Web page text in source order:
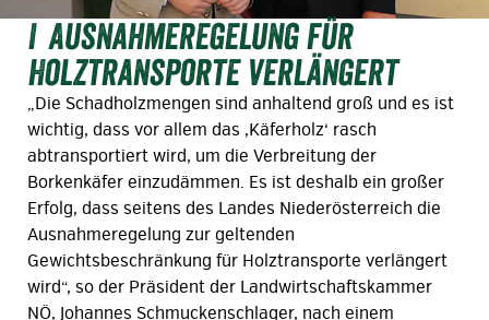
Ausnahmeregelung für
Holztransporte verlängert
„Die Schadholzmengen sind anhaltend groß und es ist
wichtig, dass vor allem das ‚Käferholz‘ rasch
abtransportiert wird, um die Verbreitung der
Borkenkäfer einzudämmen. Es ist deshalb ein großer
Erfolg, dass seitens des Landes Niederösterreich die
Ausnahmeregelung zur geltenden
Gewichtsbeschränkung für Holztransporte verlängert
wird“, so der Präsident der Landwirtschaftskammer
NÖ, Johannes Schmuckenschlager, nach einem